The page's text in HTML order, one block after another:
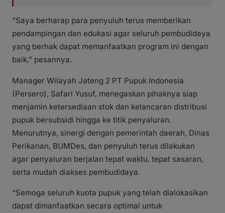
“Saya berharap para penyuluh terus memberikan
pendampingan dan edukasi agar seluruh pembudidaya
yang berhak dapat memanfaatkan program ini dengan
baik,” pesannya.
Manager Wilayah Jateng 2 PT Pupuk Indonesia
(Persero), Safari Yusuf, menegaskan pihaknya siap
menjamin ketersediaan stok dan kelancaran distribusi
pupuk bersubsidi hingga ke titik penyaluran.
Menurutnya, sinergi dengan pemerintah daerah, Dinas
Perikanan, BUMDes, dan penyuluh terus dilakukan
agar penyaluran berjalan tepat waktu, tepat sasaran,
serta mudah diakses pembudidaya.
“Semoga seluruh kuota pupuk yang telah dialokasikan
dapat dimanfaatkan secara optimal untuk